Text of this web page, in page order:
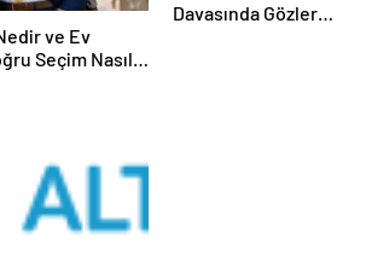
ve Ev
Seçim Nasıl
Davasında Gözler